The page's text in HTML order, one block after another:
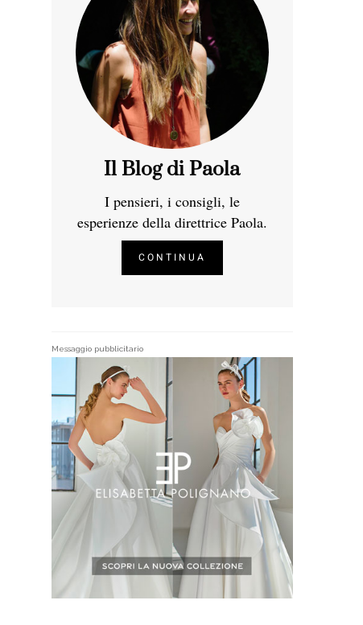
Il Blog di Paola
I pensieri, i consigli, le
esperienze della direttrice Paola.
CONTINUA
Messaggio pubblicitario